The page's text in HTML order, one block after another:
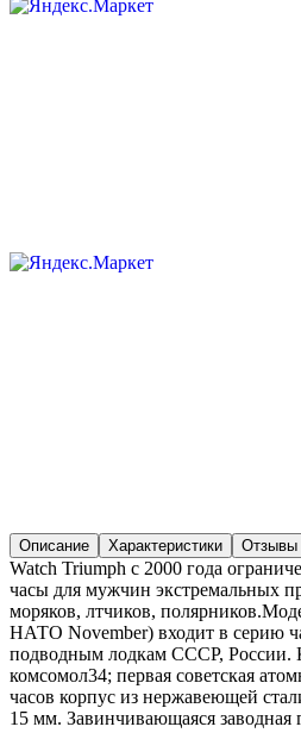
Описание Характеристики Отзывы
Watch Triumph с 2000 года
часы для мужчин экстремальных
моряков, лтчиков,
НАТО November) входит в серию
подводным лодкам СССР, России.
комсомол34; первая советская
часов корпус из нержавеющей
15 мм. Завинчивающаяся заводная